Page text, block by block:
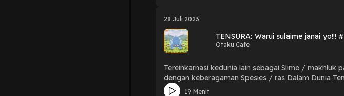
28 Juli 2023
TENSURA: Warui sulaime janai yo!!!
Otaku Cafe
Tereinkarnasi kedunia lain sebagai Slime / makhluk
dengan keberagaman Spesies / ras Dalam Dunia
lebih Kuat. Dan pastinya dimana Ada RPG pasti
19 Menit